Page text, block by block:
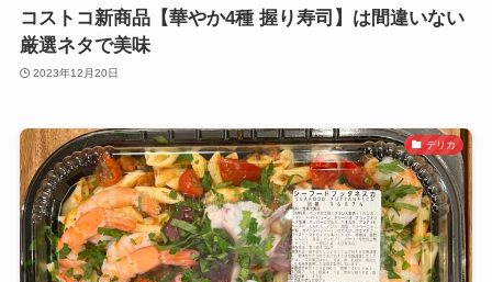
コストコ新商品【華やか4種 握り寿司】は間違いない
厳選ネタで美味
2023年12月20日
デリカ